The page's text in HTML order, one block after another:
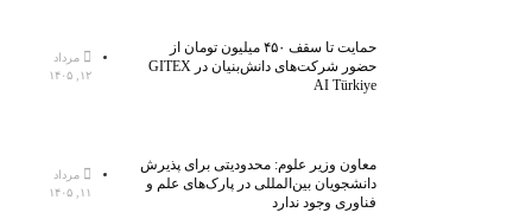
حمایت تا سقف ۴۵۰ میلیون تومان از
حضور شرکت‌های دانش‌بنیان در GITEX
AI Türkiye
مرداد
۱۲, ۱۴۰۵
معاون وزیر علوم: محدودیتی برای پذیرش
دانشجویان بین‌المللی در پارک‌های علم و
فناوری وجود ندارد
مرداد
۱۱, ۱۴۰۵